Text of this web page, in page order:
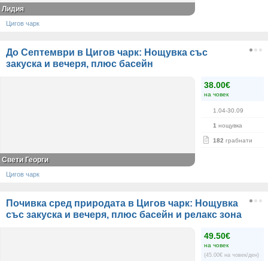
Лидия
Цигов чарк
До Септември в Цигов чарк: Нощувка със
закуска и вечеря, плюс басейн
38.00€
на човек
1.04-30.09
1 нощувка
182 грабнати
Свети Георги
Цигов чарк
Почивка сред природата в Цигов чарк: Нощувка
със закуска и вечеря, плюс басейн и релакс зона
49.50€
на човек
(45.00€ на човек/ден)